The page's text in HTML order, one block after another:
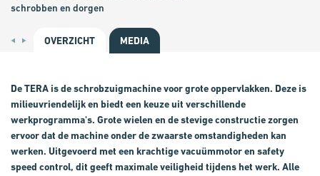
schrobben en dorgen
OVERZICHT MEDIA
De TERA is de schrobzuigmachine voor grote oppervlakken. Deze is
milieuvriendelijk en biedt een keuze uit verschillende
werkprogramma's. Grote wielen en de stevige constructie zorgen
ervoor dat de machine onder de zwaarste omstandigheden kan
werken. Uitgevoerd met een krachtige vacuümmotor en safety
speed control, dit geeft maximale veiligheid tijdens het werk. Alle